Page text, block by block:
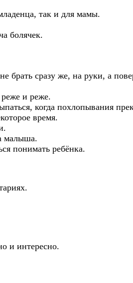
так и для мамы.
болячек.
брать сразу же, на руки, а
и реже.
когда похлопывания
время.
малыша.
понимать ребёнка.
и интересно.